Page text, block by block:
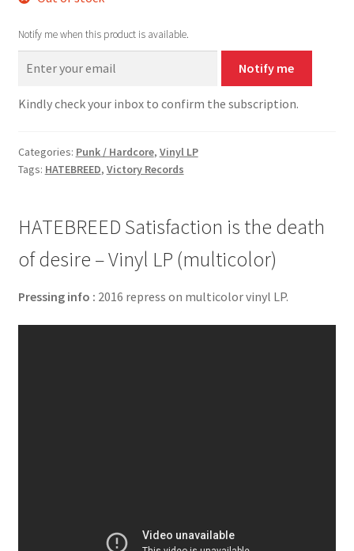
Notify me when this product is available.
Notify me
Kindly check your inbox to confirm the subscription.
Categories: Punk / Hardcore, Vinyl LP
Tags: HATEBREED, Victory Records
HATEBREED Satisfaction is the death
of desire – Vinyl LP (multicolor)
Pressing info : 2016 repress on multicolor vinyl LP.